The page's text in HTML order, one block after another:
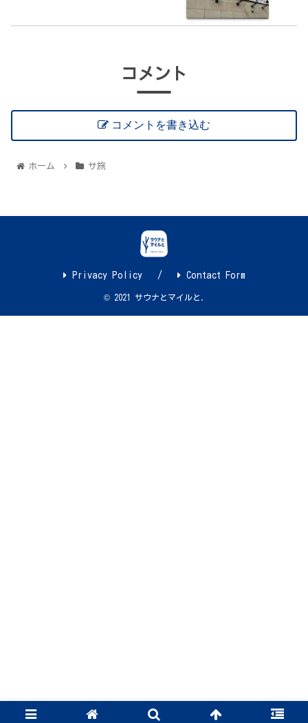
コメント
コメントを書き込む
ホーム サ旅
Privacy Policy Contact Form
© 2021 サウナとマイルと.